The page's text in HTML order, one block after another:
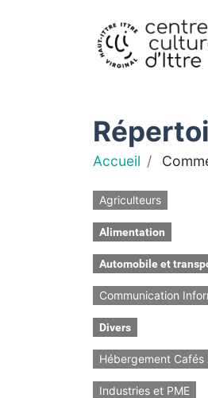
Accueil
Agriculteurs
Alimentation
Automobile et
Communication
Divers
Hébergement Cafés
Industries et PME